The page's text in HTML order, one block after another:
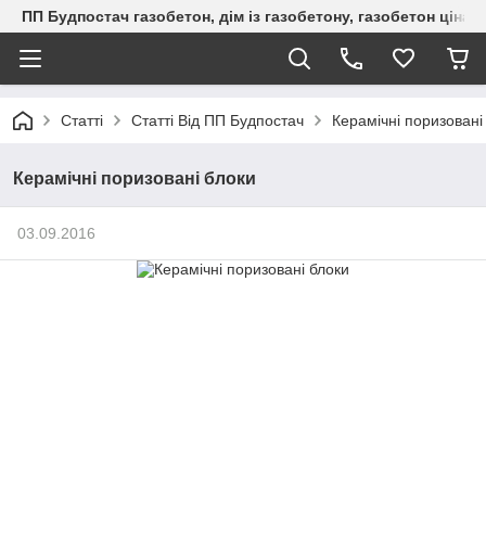
ПП Будпостач газобетон, дім із газобетону, газобетон
Статті Статті Від ПП Будпостач Керамічні
Керамічні поризовані блоки
03.09.2016